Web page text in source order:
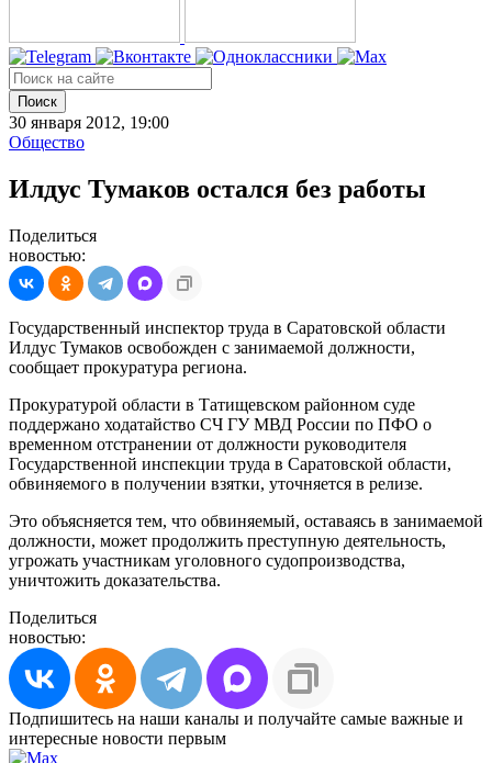
Поиск
30 января 2012, 19:00
Общество
Илдус Тумаков остался без работы
Поделиться
новостью:
Государственный инспектор труда в Саратовской области
Илдус Тумаков освобожден с занимаемой должности,
сообщает прокуратура региона.
Прокуратурой области в Татищевском районном суде
поддержано ходатайство СЧ ГУ МВД России по ПФО о
временном отстранении от должности руководителя
Государственной инспекции труда в Саратовской области,
обвиняемого в получении взятки, уточняется в релизе.
Это объясняется тем, что обвиняемый, оставаясь в занимаемой
должности, может продолжить преступную деятельность,
угрожать участникам уголовного судопроизводства,
уничтожить доказательства.
Поделиться
новостью:
Подпишитесь на наши каналы и получайте самые важные и
интересные новости первым